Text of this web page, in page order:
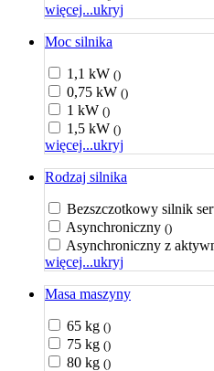
więcej...ukryj
Moc silnika
1,1 kW ()
0,75 kW ()
1 kW ()
1,5 kW ()
więcej...ukryj
Rodzaj silnika
Bezszczotkowy silnik
Asynchroniczny ()
Asynchroniczny z
więcej...ukryj
Masa maszyny
65 kg ()
75 kg ()
80 kg ()